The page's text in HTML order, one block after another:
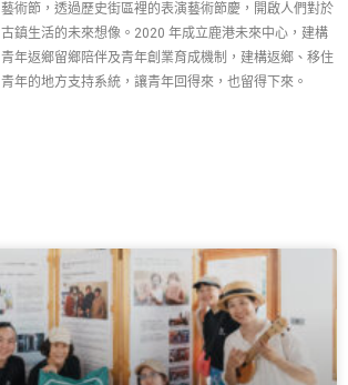
藝術節，透過歷史街區裡的表演藝術節慶，開啟人們對於
古鎮生活的未來想像。2020 年成立鹿港未來中心，建構
青年返鄉留鄉陪伴及青年創業育成機制，建構返鄉、移住
青年的地方支持系統，讓青年回得來，也留得下來。